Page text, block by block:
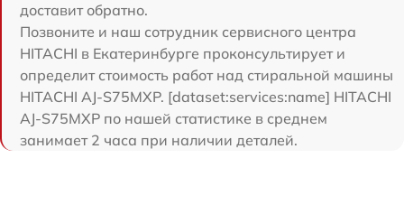
доставит обратно.
Позвоните и наш сотрудник сервисного центра
HITACHI в Екатеринбурге проконсультирует и
определит стоимость работ над стиральной машины
HITACHI AJ-S75MXP. [dataset:services:name] HITACHI
AJ-S75MXP по нашей статистике в среднем
занимает 2 часа при наличии деталей.